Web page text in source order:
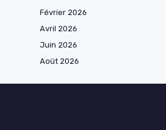
Février 2026
Avril 2026
Juin 2026
Août 2026